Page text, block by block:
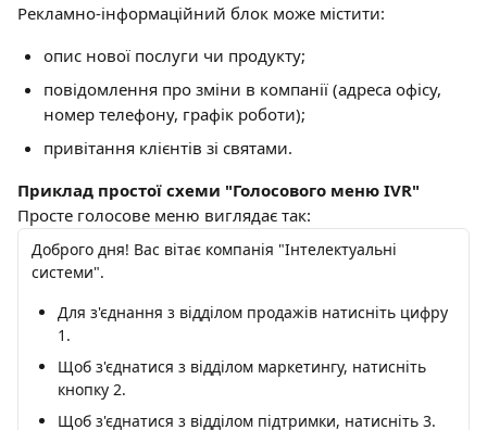
Рекламно-інформаційний блок може містити:
опис нової послуги чи продукту;
повідомлення про зміни в компанії (адреса офісу,
номер телефону, графік роботи);
привітання клієнтів зі святами.
Приклад простої схеми "Голосового меню IVR"
Просте голосове меню виглядає так:
Доброго дня! Вас вітає компанія "Інтелектуальні
системи".
Для з'єднання з відділом продажів натисніть цифру
1.
Щоб з'єднатися з відділом маркетингу, натисніть
кнопку 2.
Щоб з'єднатися з відділом підтримки, натисніть 3.